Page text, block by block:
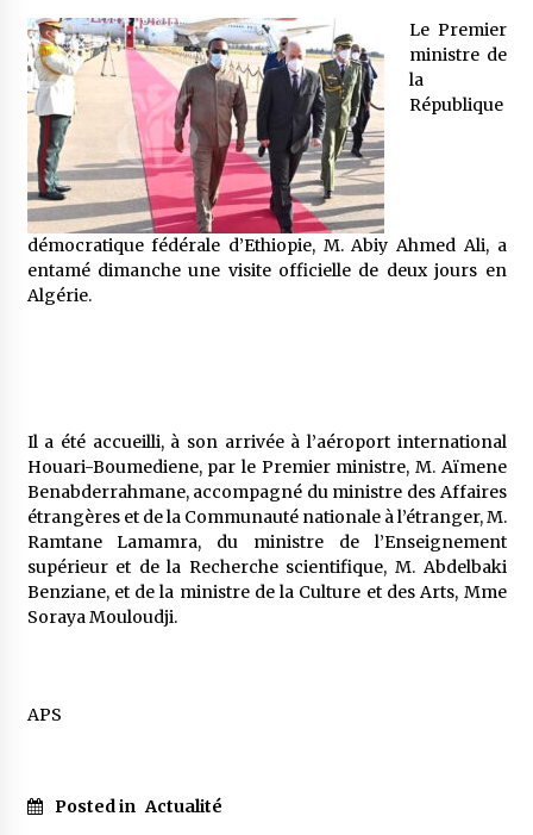
5 ans ago
Le bouc de l’Au-delà
5 ans ago
Le monstrueux vieillard (Un récit du Sud
algérien)
5 ans ago
Un conte targui/ Quand la tête est vide
5 ans ago
Tradition orale/ D’où viennent les contes et à
quoi servent-ils?
5 ans ago
Le Premier
ministre de
la
République
démocratique fédérale d’Ethiopie, M. Abiy Ahmed Ali, a
entamé dimanche une visite officielle de deux jours en
Algérie.
Il a été accueilli, à son arrivée à l’aéroport international
Houari-Boumediene, par le Premier ministre, M. Aïmene
Benabderrahmane, accompagné du ministre des Affaires
étrangères et de la Communauté nationale à l’étranger, M.
Ramtane Lamamra, du ministre de l’Enseignement
supérieur et de la Recherche scientifique, M. Abdelbaki
Benziane, et de la ministre de la Culture et des Arts, Mme
Soraya Mouloudji.
APS
Posted in Actualité